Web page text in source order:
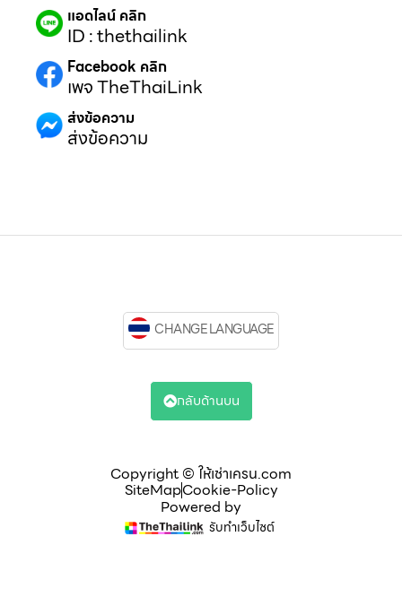
แอดไลน์ คลิก
ID : thethailink
Facebook คลิก
เพจ TheThaiLink
ส่งข้อความ
ส่งข้อความ
Copyright © ให้เช่าเครน.com
SiteMapCookie-Policy
Powered by
รับทำเว็บไซต์
CHANGE LANGUAGE
กลับด้านบน